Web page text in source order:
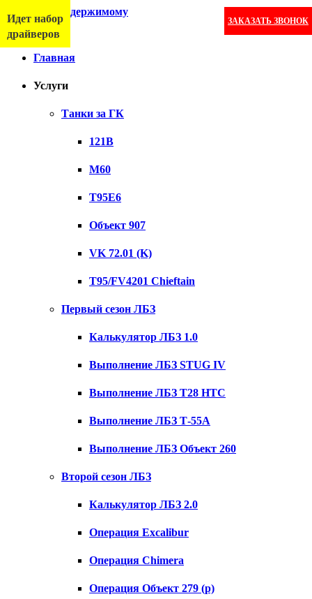
Перейти к содержимому
ЗАКАЗАТЬ ЗВОНОК
Меню
Главная
Услуги
Танки за ГК
121B
M60
T95E6
Объект 907
VK 72.01 (K)
T95/FV4201 Chieftain
Первый сезон ЛБЗ
Калькулятор ЛБЗ 1.0
Выполнение ЛБЗ STUG IV
Выполнение ЛБЗ T28 HTC
Выполнение ЛБЗ Т-55А
Выполнение ЛБЗ Объект 260
Второй сезон ЛБЗ
Калькулятор ЛБЗ 2.0
Операция Excalibur
Операция Chimera
Операция Объект 279 (р)
Идет набор
драйверов